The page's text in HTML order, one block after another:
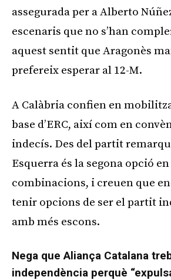
assegurada per a Alberto
escenaris que no s’han
aquest sentit que Aragonès
prefereix esperar al 12-M.
A Calàbria confien en
base d’ERC, així com en
indecís. Des del partit
Esquerra és la segona opció
combinacions, i creuen que
tenir opcions de ser el partit
amb més escons.
Nega que Aliança Catalana
independència perquè